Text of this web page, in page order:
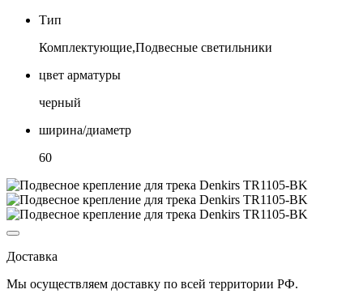
Тип
Комплектующие,Подвесные светильники
цвет арматуры
черный
ширина/диаметр
60
Доставка
Мы осуществляем доставку по всей территории РФ.